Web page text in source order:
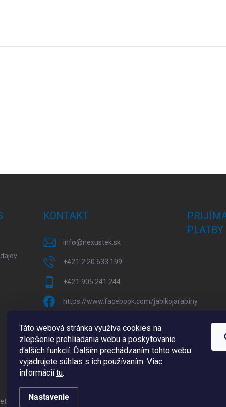
Táto webová stránka využíva cookies na
zlepšenie prehliadania webu a poskytovanie
ďalších funkcií. Ďalším prechádzaním tohto webu
vyjadrujete súhlas s ich používaním. Viac
informáciítu.
Nastavenie
KONTAKT
info@nexustek.sk
+421 2 20 633 199
+421 905 241 244
https://www.facebook.com/jablkojarabiny
PLATBY
práva vyhradené.